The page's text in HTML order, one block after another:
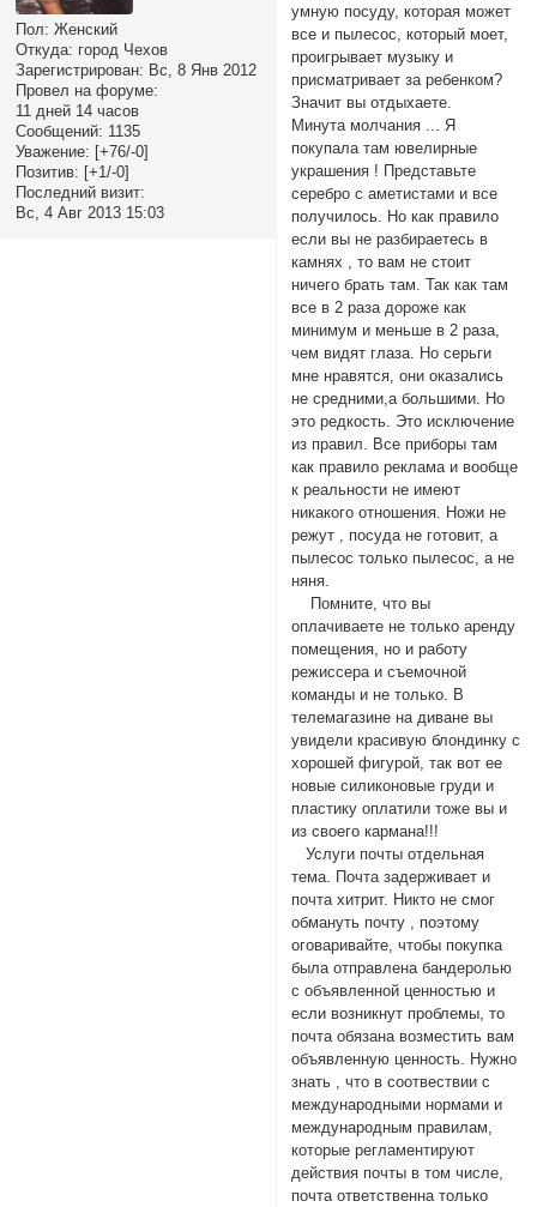
Пол: Женский
Откуда: город Чехов
Зарегистрирован: Вс, 8 Янв 2012
Провел на форуме:
11 дней 14 часов
Сообщений: 1135
Уважение: [+76/-0]
Позитив: [+1/-0]
Последний визит:
Вс, 4 Авг 2013 15:03
умную посуду, которая может
все и пылесос, который моет,
проигрывает музыку и
присматривает за ребенком?
Значит вы отдыхаете.
Минута молчания ... Я
покупала там ювелирные
украшения ! Представьте
серебро с аметистами и все
получилось. Но как правило
если вы не разбираетесь в
камнях , то вам не стоит
ничего брать там. Так как там
все в 2 раза дороже как
минимум и меньше в 2 раза,
чем видят глаза. Но серьги
мне нравятся, они оказались
не средними,а большими. Но
это редкость. Это исключение
из правил. Все приборы там
как правило реклама и вообще
к реальности не имеют
никакого отношения. Ножи не
режут , посуда не готовит, а
пылесос только пылесос, а не
няня.
Помните, что вы
оплачиваете не только аренду
помещения, но и работу
режиссера и съемочной
команды и не только. В
телемагазине на диване вы
увидели красивую блондинку с
хорошей фигурой, так вот ее
новые силиконовые груди и
пластику оплатили тоже вы и
из своего кармана!!!
Услуги почты отдельная
тема. Почта задерживает и
почта хитрит. Никто не смог
обмануть почту , поэтому
оговаривайте, чтобы покупка
была отправлена бандеролью
с объявленной ценностью и
если возникнут проблемы, то
почта обязана возместить вам
объявленную ценность. Нужно
знать , что в соотвествии с
международными нормами и
международным правилам,
которые регламентируют
действия почты в том числе,
почта ответственна только